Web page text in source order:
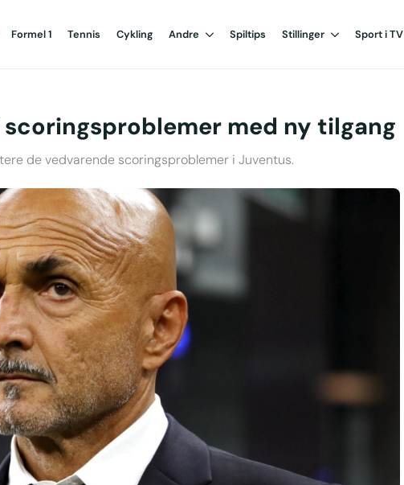
Formel 1 Tennis Cykling Andre Spiltips Stillinger Sport i TV
med ny tilgang
de vedvarende scoringsproblemer i Juventus.